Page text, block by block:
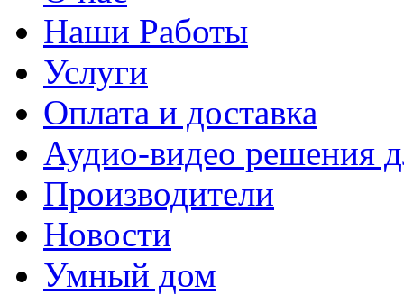
Наши Работы
Услуги
Оплата и доставка
Аудио-видео решения
Производители
Новости
Умный дом